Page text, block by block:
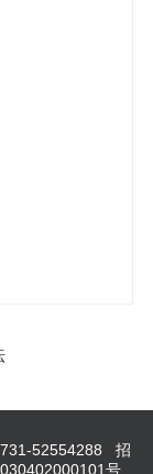
52554288 招
号